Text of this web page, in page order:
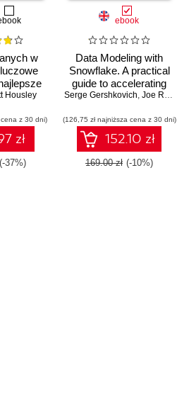
w
Housley
z 30 dni)
zł
(-37%)
ebook
Data Modeling with
Snowflake. A practical
guide to accelerating
Snowflake development
modeling techniques -
Second Edition
Serge Gershkovich, Joe Reis
(126,75 zł najniższa cena z 30 dni)
152.10 zł
169.00 zł (-10%)